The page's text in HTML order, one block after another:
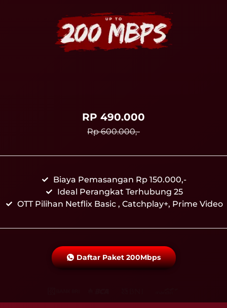
RP 490.000
Rp 600.000,-
Biaya Pemasangan Rp 150.000,-
Ideal Perangkat Terhubung 25
OTT Pilihan Netflix Basic , Catchplay+, Prime Video
Daftar Paket 200Mbps